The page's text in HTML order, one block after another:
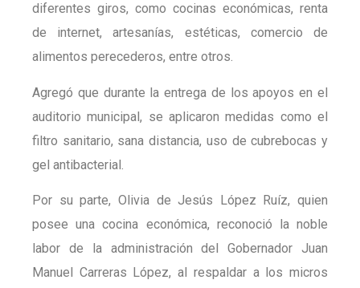
diferentes giros, como cocinas económicas, renta
de internet, artesanías, estéticas, comercio de
alimentos perecederos, entre otros.
Agregó que durante la entrega de los apoyos en el
auditorio municipal, se aplicaron medidas como el
filtro sanitario, sana distancia, uso de cubrebocas y
gel antibacterial.
Por su parte, Olivia de Jesús López Ruíz, quien
posee una cocina económica, reconoció la noble
labor de la administración del Gobernador Juan
Manuel Carreras López, al respaldar a los micros